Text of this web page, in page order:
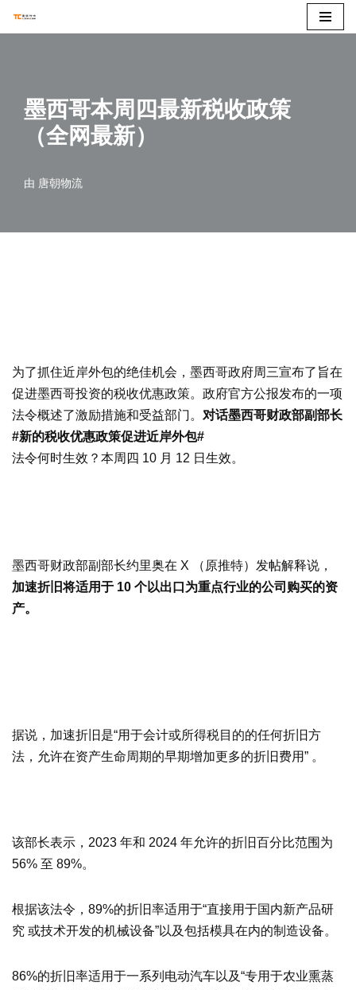
文墨西哥本周四最新税收政策
（全网最新）
由 唐朝物流
为了抓住近岸外包的绝佳机会，墨西哥政府周三宣布了旨在
促进墨西哥投资的税收优惠政策。政府官方公报发布的一项
法令概述了激励措施和受益部门。 对话墨西哥财政部副部长
#新的税收优惠政策促进近岸外包#
法令何时生效？本周四 10 月 12 日生效。
墨西哥财政部副部长约里奥在 X （原推特）发帖解释说，
加速折旧将适用于 10 个以出口为重点行业的公司购买的资
产。
据说，加速折旧是“用于会计或所得税目的的任何折旧方
法，允许在资产生命周期的早期增加更多的折旧费用” 。
该部长表示，2023 年和 2024 年允许的折旧百分比范围为
56% 至 89%。
根据该法令，89%的折旧率适用于“直接用于国内新产品研
究 或技术开发的机械设备”以及包括模具在内的制造设备。
86%的折旧率适用于一系列电动汽车以及“专用于农业熏蒸